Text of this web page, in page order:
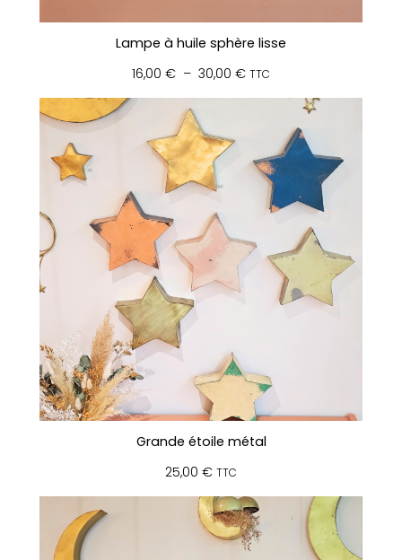
Lampe à huile sphère lisse
16,00 € – 30,00 €Plage
16,00 €
30,00 €
TTC
Grande étoile métal
25,00 € TTC